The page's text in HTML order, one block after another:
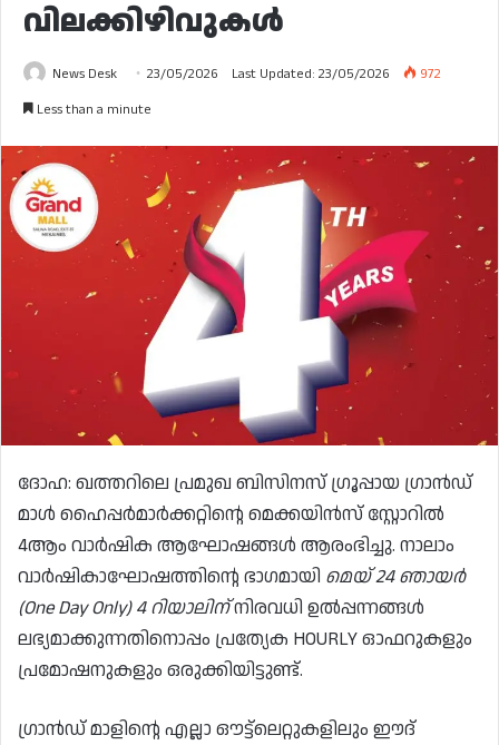
വിലക്കിഴിവുകൾ
News Desk 23/05/2026 Last Updated: 23/05/2026
972
Less than a minute
ദോഹ: ഖത്തറിലെ പ്രമുഖ ബിസിനസ് ഗ്രൂപ്പായ ഗ്രാൻഡ്
മാൾ ഹൈപ്പർമാർക്കറ്റിന്റെ മെക്കയിൻസ് സ്റ്റോറിൽ
4ആം വാർഷിക ആഘോഷങ്ങൾ ആരംഭിച്ചു. നാലാം
വാർഷികാഘോഷത്തിന്റെ ഭാഗമായി മെയ് 24 ഞായർ
(One Day Only) 4 റിയാലിന്നിരവധി ഉൽപ്പന്നങ്ങൾ
ലഭ്യമാക്കുന്നതിനൊപ്പം പ്രത്യേക HOURLY ഓഫറുകളും
പ്രമോഷനുകളും ഒരുക്കിയിട്ടുണ്ട്.
ഗ്രാൻഡ് മാളിന്റെ എല്ലാ ഔട്ട്‌ലെറ്റുകളിലും ഈദ്